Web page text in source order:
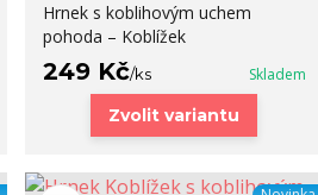
Hrnek s koblihovým uchem
pohoda – Koblížek
249 Kč/ks Skladem
Zvolit variantu